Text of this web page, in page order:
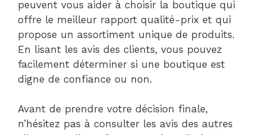
peuvent vous aider à choisir la boutique qui
offre le meilleur rapport qualité-prix et qui
propose un assortiment unique de produits.
En lisant les avis des clients, vous pouvez
facilement déterminer si une boutique est
digne de confiance ou non.
Avant de prendre votre décision finale,
n’hésitez pas à consulter les avis des autres